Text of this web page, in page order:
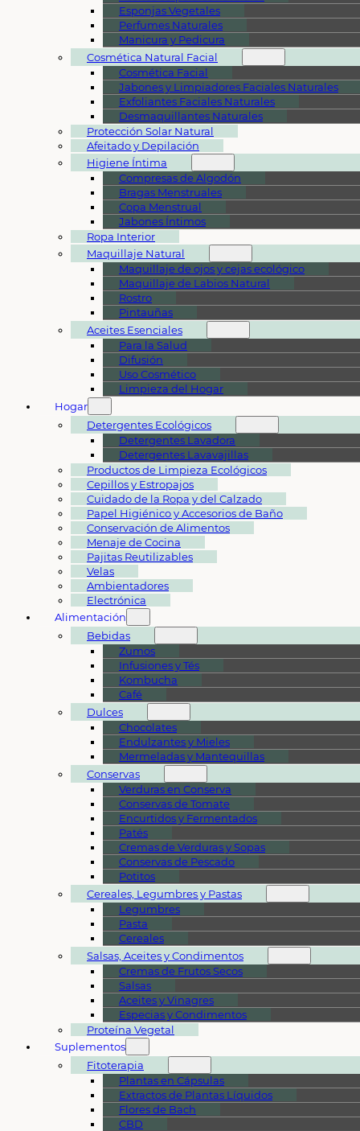
Esponjas Vegetales
Perfumes Naturales
Manicura y Pedicura
Cosmética Natural Facial
Cosmética Facial
Jabones y Limpiadores Faciales Naturales
Exfoliantes Faciales Naturales
Desmaquillantes Naturales
Protección Solar Natural
Afeitado y Depilación
Higiene Íntima
Compresas de Algodón
Bragas Menstruales
Copa Menstrual
Jabones Íntimos
Ropa Interior
Maquillaje Natural
Maquillaje de ojos y cejas ecológico
Maquillaje de Labios Natural
Rostro
Pintauñas
Aceites Esenciales
Para la Salud
Difusión
Uso Cosmético
Limpieza del Hogar
Hogar
Detergentes Ecológicos
Detergentes Lavadora
Detergentes Lavavajillas
Productos de Limpieza Ecológicos
Cepillos y Estropajos
Cuidado de la Ropa y del Calzado
Papel Higiénico y Accesorios de Baño
Conservación de Alimentos
Menaje de Cocina
Pajitas Reutilizables
Velas
Ambientadores
Electrónica
Alimentación
Bebidas
Zumos
Infusiones y Tés
Kombucha
Café
Dulces
Chocolates
Endulzantes y Mieles
Mermeladas y Mantequillas
Conservas
Verduras en Conserva
Conservas de Tomate
Encurtidos y Fermentados
Patés
Cremas de Verduras y Sopas
Conservas de Pescado
Potitos
Cereales, Legumbres y Pastas
Legumbres
Pasta
Cereales
Salsas, Aceites y Condimentos
Cremas de Frutos Secos
Salsas
Aceites y Vinagres
Especias y Condimentos
Proteína Vegetal
Suplementos
Fitoterapia
Plantas en Cápsulas
Extractos de Plantas Líquidos
Flores de Bach
CBD